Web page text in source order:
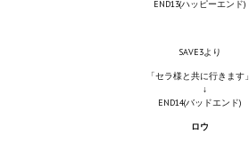
END13(ハッピーエンド)
SAVE3より
「セラ様と共に行きます」
↓
END14(バッドエンド)
ロウ